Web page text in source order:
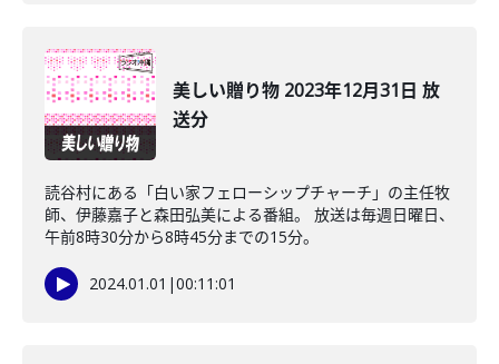
美しい贈り物 2023年12月31日 放
送分
読谷村にある「白い家フェローシップチャーチ」の主任牧
師、伊藤嘉子と森田弘美による番組。 放送は毎週日曜日、
午前8時30分から8時45分までの15分。
2024.01.01 |00:11:01